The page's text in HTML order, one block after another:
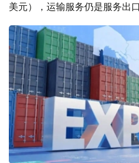
美元），运输服务仍是服务出